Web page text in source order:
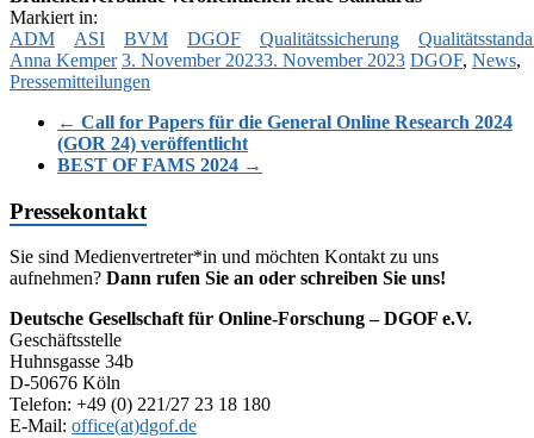
Markiert in:
ADM
ASI BVM DGOF Qualitätssicherung
Anna Kemper 3. November 20233. November 2023 DGOF, News,
Pressemitteilungen
← Call for Papers für die General Online Research 2024
(GOR 24) veröffentlicht
BEST OF FAMS 2024 →
Pressekontakt
Sie sind Medienvertreter*in und möchten Kontakt zu uns
aufnehmen? Dann rufen Sie an oder schreiben Sie uns!
Deutsche Gesellschaft für Online-Forschung – DGOF e.V.
Geschäftsstelle
Huhnsgasse 34b
D-50676 Köln
Telefon: +49 (0) 221/27 23 18 180
E-Mail: office(at)dgof.de